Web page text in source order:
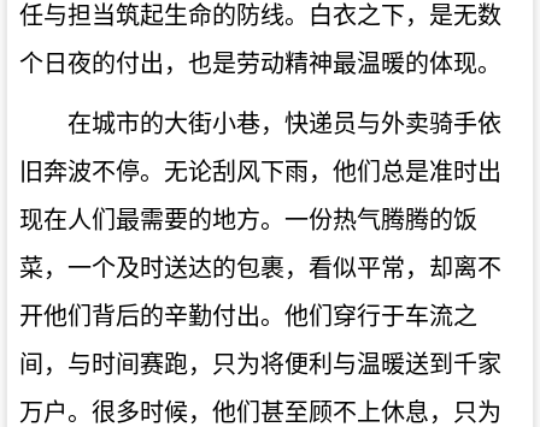
任与担当筑起生命的防线。白衣之下，是无数
个日夜的付出，也是劳动精神最温暖的体现。
在城市的大街小巷，快递员与外卖骑手依
旧奔波不停。无论刮风下雨，他们总是准时出
现在人们最需要的地方。一份热气腾腾的饭
菜，一个及时送达的包裹，看似平常，却离不
开他们背后的辛勤付出。他们穿行于车流之
间，与时间赛跑，只为将便利与温暖送到千家
万户。很多时候，他们甚至顾不上休息，只为